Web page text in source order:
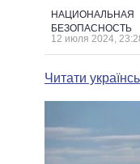
МЭРЫ
ВСЕ
НАЦИОНАЛЬНАЯ
БЕЗОПАСНОСТЬ
12 июля 2024,
Читати